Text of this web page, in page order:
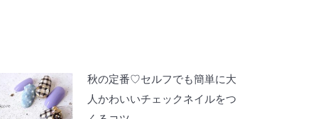
秋の定番♡セルフでも簡単に大
人かわいいチェックネイルをつ